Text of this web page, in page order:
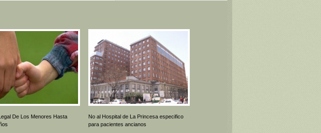
De Los Menores Hasta
No al Hospital de La Princesa especifico
para pacientes ancianos